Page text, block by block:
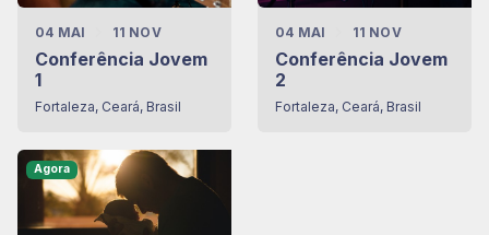
04 MAI 11 NOV
Conferência Jovem
1
Fortaleza, Ceará, Brasil
04 MAI 11 NOV
Conferência Jovem
2
Fortaleza, Ceará, Brasil
Agora